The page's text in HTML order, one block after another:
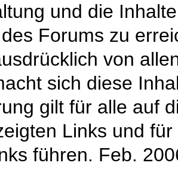
und die
Forums zu
von
sich diese
gilt für alle auf
Links und
führen. Feb.